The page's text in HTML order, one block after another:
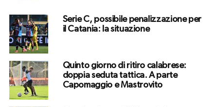
Serie C, possibile penalizzazione per
il Catania: la situazione
Quinto giorno di ritiro calabrese:
doppia seduta tattica. A parte
Capomaggio e Mastrovito